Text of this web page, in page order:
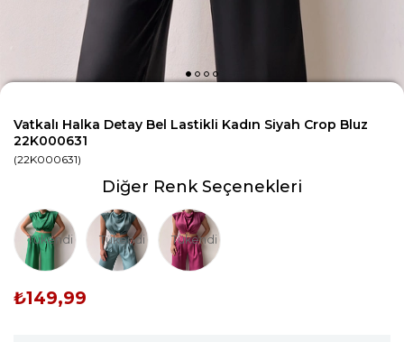
Vatkalı Halka Detay Bel Lastikli Kadın Siyah Crop Bluz
22K000631
(22K000631)
Diğer Renk Seçenekleri
Tükendi Tükendi Tükendi
₺149,99